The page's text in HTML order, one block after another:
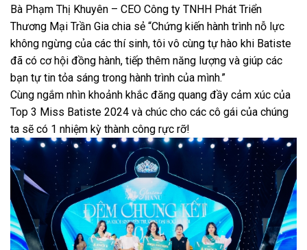
Bà Phạm Thị Khuyên – CEO Công ty TNHH Phát Triển
Thương Mại Trần Gia chia sẻ “Chứng kiến hành trình nỗ lực
không ngừng của các thí sinh, tôi vô cùng tự hào khi Batiste
đã có cơ hội đồng hành, tiếp thêm năng lượng và giúp các
bạn tự tin tỏa sáng trong hành trình của mình.”
Cùng ngắm nhìn khoảnh khắc đăng quang đầy cảm xúc của
Top 3 Miss Batiste 2024 và chúc cho các cô gái của chúng
ta sẽ có 1 nhiệm kỳ thành công rực rỡ!